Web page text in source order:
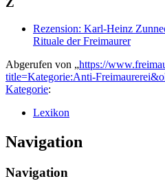
Rezension: Karl-Heinz
Rituale der Freimaurer
Abgerufen von „https://
title=Kategorie:Anti-
Kategorie:
Lexikon
Navigation
Navigation